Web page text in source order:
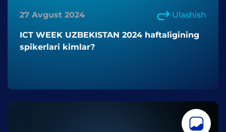
27 Avgust 2024 Ulashish
ICT WEEK UZBEKISTAN 2024 haftaligining
spikerlari kimlar?